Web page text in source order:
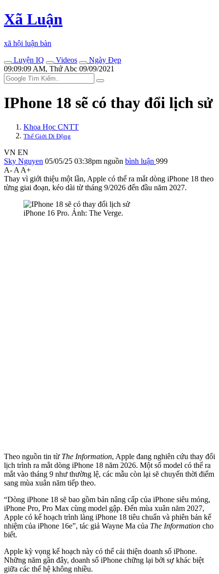
Xã Luận
xã hội luận bàn
Luyện IQ
Videos
Ngày Đẹp
09:09:09 AM, Thứ Abc 09/09/2021
IPhone 18 sẽ có thay đổi lịch sử
Khoa Học CNTT
Thế Giới Di Động
VN EN
Sky Nguyen 05/05/25 03:38pm nguồn bình luận 999
A- A A+
Thay vì giới thiệu một lần, Apple có thể ra mắt dòng iPhone 18 theo
từng giai đoạn, kéo dài từ tháng 9/2026 đến đầu năm 2027.
iPhone 16 Pro. Ảnh: The Verge.
Theo nguồn tin từ The Information, Apple đang nghiên cứu thay đổi
lịch trình ra mắt dòng iPhone 18 năm 2026. Một số model có thể ra
mắt vào tháng 9 như thường lệ, các mẫu còn lại sẽ chuyển thời điểm
sang mùa xuân năm tiếp theo.
“Dòng iPhone 18 sẽ bao gồm bản nâng cấp của iPhone siêu mỏng,
iPhone Pro, Pro Max cùng model gập. Đến mùa xuân năm 2027,
Apple có kế hoạch trình làng iPhone 18 tiêu chuẩn và phiên bản kế
nhiệm của iPhone 16e”, tác giả Wayne Ma của The Information cho
biết.
Apple kỳ vọng kế hoạch này có thể cải thiện doanh số iPhone.
Những năm gần đây, doanh số iPhone chững lại bởi sự khác biệt
giữa các thế hệ không nhiều.